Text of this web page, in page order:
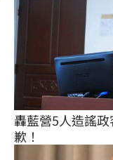
轟藍營5人造謠
歉！